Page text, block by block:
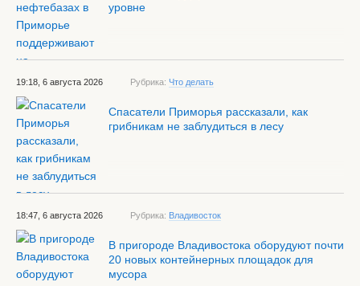
уровне
19:18, 6 августа 2026 Рубрика: Что делать
Спасатели Приморья рассказали, как
грибникам не заблудиться в лесу
18:47, 6 августа 2026 Рубрика: Владивосток
В пригороде Владивостока оборудуют почти
20 новых контейнерных площадок для
мусора